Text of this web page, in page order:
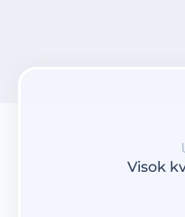
Visok